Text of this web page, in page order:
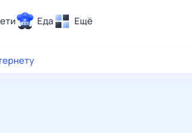
Еда Ещё